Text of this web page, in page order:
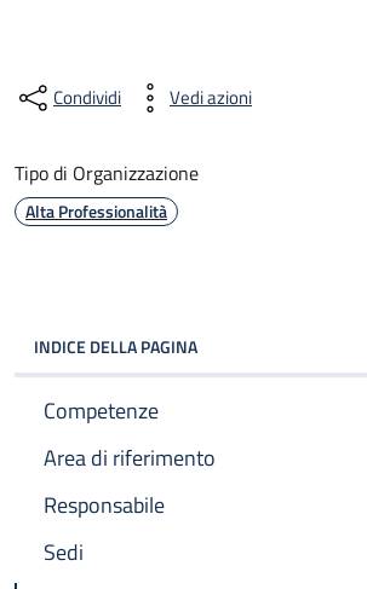
Condividi Vedi azioni
Tipo di Organizzazione
Alta Professionalità
INDICE DELLA PAGINA
Competenze
Area di riferimento
Responsabile
Sedi